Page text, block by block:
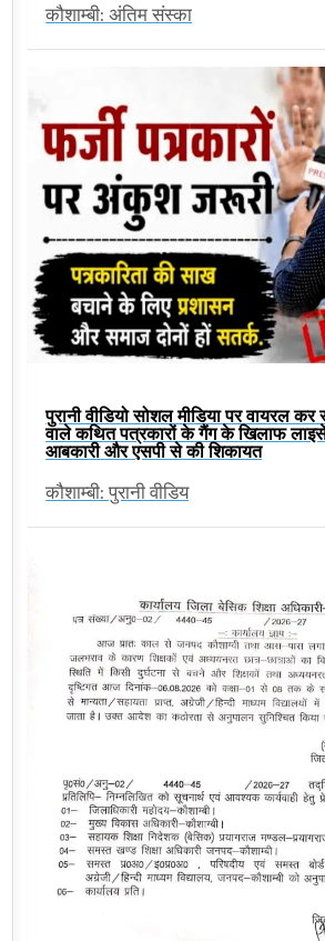
कौशाम्बी: अंतिम संस्का
पुरानी वीडियो सोशल मीडिया पर वायरल
वाले कथित पत्रकारों के गैंग के खिलाफ
आबकारी और एसपी से की शिकायत
कौशाम्बी: पुरानी वीडिय